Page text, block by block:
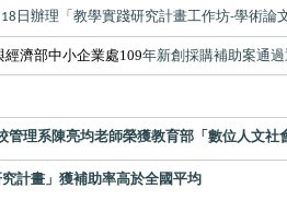
18 日辦理「教學實踐研究計畫工作坊-學術論
經濟部中小企業處109年新創採購補助案通過
管理系陳亮均老師榮獲教育部「數位人文社
計畫」獲補助率高於全國平均